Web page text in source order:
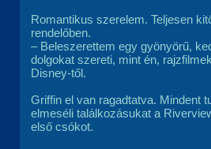
Romantikus szerelem. Teljesen
rendelőben.
– Beleszerettem egy gyönyörű,
dolgokat szereti, mint én,
Disney-től.
Griffin el van ragadtatva. Mindent
elmeséli találkozásukat a
első csókot.